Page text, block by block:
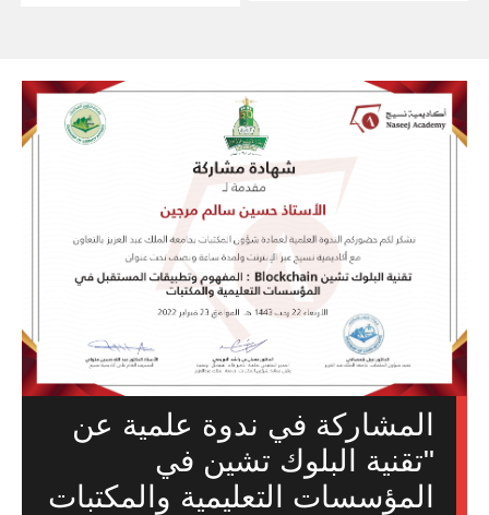
المشاركة في ندوة علمية عن
"تقنية البلوك تشين في
المؤسسات التعليمية والمكتبات